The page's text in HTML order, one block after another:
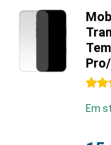
3.5
Em